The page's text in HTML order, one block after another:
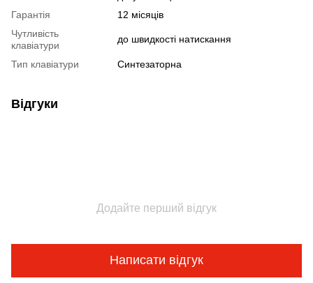
Гарантія
12 місяців
Чутливість
клавіатури
до швидкості натискання
Тип клавіатури Синтезаторна
Відгуки
Додайте перший відгук
Написати відгук